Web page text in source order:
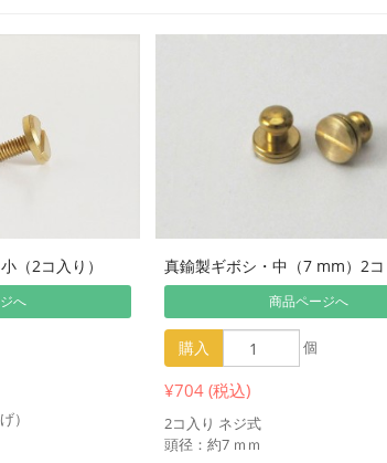
（2コ入り）
へ
）
真鍮製ギボシ・中（7 mm）2コ
商品ページへ
購入 個
¥704 (税込)
2コ入り ネジ式
頭径：約7 ｍｍ